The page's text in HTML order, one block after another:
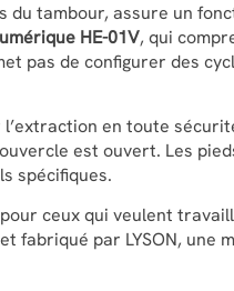
du tambour, assure un
HE-01V, qui
pas de configurer des
en toute
est ouvert. Les
spécifiques.
ceux qui veulent
fabriqué par LYSON, une